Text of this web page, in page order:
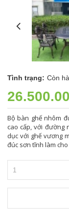
Tình trạng: Còn
Bộ bàn ghế nhôm
cao cấp, với đường
dục với ghế vương
đúc sơn tĩnh làm